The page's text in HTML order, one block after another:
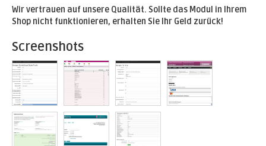
Wir vertrauen auf unsere Qualität. Sollte das Modul in Ihrem
Shop nicht funktionieren, erhalten Sie Ihr Geld zurück!
Screenshots